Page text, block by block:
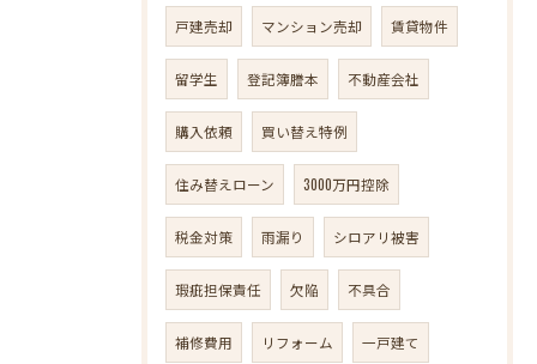
戸建売却 マンション売却 賃貸物件
留学生 登記簿謄本 不動産会社
購入依頼 買い替え特例
住み替えローン 3000万円控除
税金対策 雨漏り シロアリ被害
瑕疵担保責任 欠陥 不具合
補修費用 リフォーム 一戸建て